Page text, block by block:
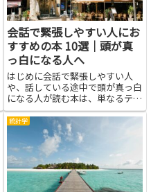
会話で緊張しやすい人にお
すすめの本 10選｜頭が真
っ白になる人へ
はじめに会話で緊張しやすい人
や、話している途中で頭が真っ白
になる人が読む本は、単なるテク
ニック集以上の価値があります。
まず自分の反応や思考のクセを知
ることで、どんな場面で不安が生
まれるかが分かり、対処法を選び
やすくなります。本の中には、呼
吸...
統計学